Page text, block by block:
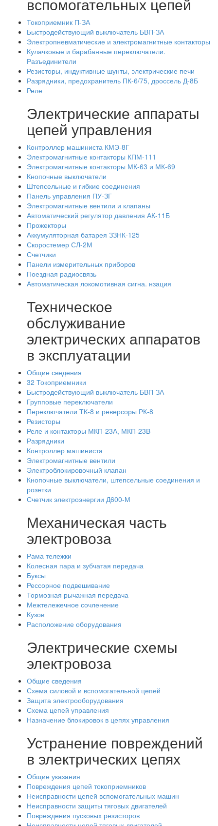
Токоприемник П-ЗА
Быстродействующий выключатель БВП-ЗА
Электропневматические и электромагнитные контакторы
Кулачковые и барабанные переключатели.
Разъединители
Резисторы, индуктивные шунты, электрические печи
Разрядники, предохранитель ПК-6/75, дроссель Д-8Б
Реле
Электрические аппараты
цепей управления
Контроллер машиниста КМЭ-8Г
Электромагнитные контакторы КПМ-111
Электромагнитные контакторы МК-63 и МК-69
Кнопочные выключатели
Штепсельные и гибкие соединения
Панель управления ПУ-ЗГ
Электромагнитные вентили и клапаны
Автоматический регулятор давления АК-11Б
Прожекторы
Аккумуляторная батарея ЗЗНК-125
Скоростемер СЛ-2М
Счетчики
Панели измерительных приборов
Поездная радиосвязь
Автоматическая локомотивная сигна. нзация
Техническое
обслуживание
электрических аппаратов
в эксплуатации
Общие сведения
32 Токоприемники
Быстродействующий выключатель БВП-ЗА
Групповые переключатели
Переключатели ТК-8 и реверсоры РК-8
Резисторы
Реле и контакторы МКП-23А, МКП-23В
Разрядники
Контроллер машиниста
Электромагнитные вентили
Электроблокировочный клапан
Кнопочные выключатели, штепсельные соединения и
розетки
Счетчик электроэнергии Д600-М
Механическая часть
электровоза
Рама тележки
Колесная пара и зубчатая передача
Буксы
Рессорное подвешивание
Тормозная рычажная передача
Межтележечное сочленение
Кузов
Расположение оборудования
Электрические схемы
электровоза
Общие сведения
Схема силовой и вспомогательной цепей
Защита электрооборудования
Схема цепей управления
Назначение блокировок в цепях управления
Устранение повреждений
в электрических цепях
Общие указания
Повреждения цепей токоприемников
Неисправности цепей вспомогательных машин
Неисправности защиты тяговых двигателей
Повреждения пусковых резисторов